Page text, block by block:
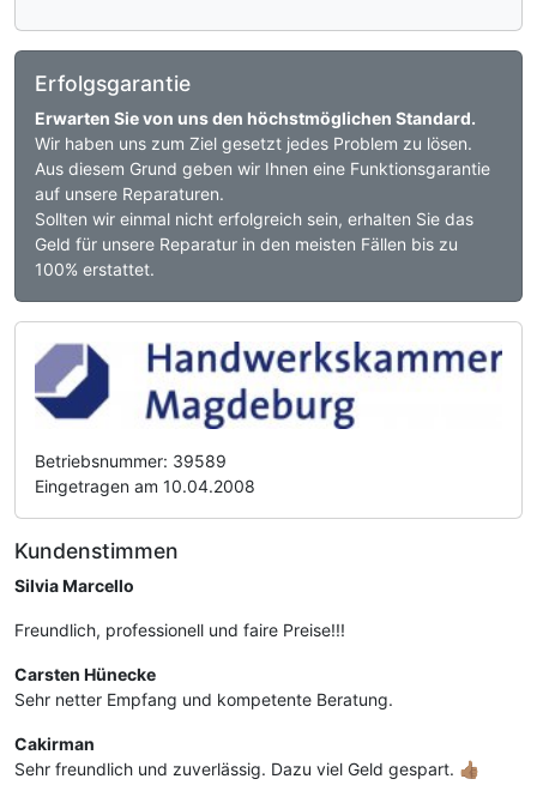
Erfolgsgarantie
Erwarten Sie von uns den höchstmöglichen Standard.
Wir haben uns zum Ziel gesetzt jedes Problem zu lösen.
Aus diesem Grund geben wir Ihnen eine Funktionsgarantie
auf unsere Reparaturen.
Sollten wir einmal nicht erfolgreich sein, erhalten Sie das
Geld für unsere Reparatur in den meisten Fällen bis zu
100% erstattet.
Betriebsnummer: 39589
Eingetragen am 10.04.2008
Kundenstimmen
Silvia Marcello
Freundlich, professionell und faire Preise!!!
Carsten Hünecke
Sehr netter Empfang und kompetente Beratung.
Cakirman
Sehr freundlich und zuverlässig. Dazu viel Geld gespart. 👍🏽